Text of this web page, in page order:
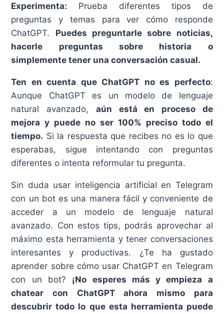
Experimenta: Prueba diferentes tipos de
preguntas y temas para ver cómo responde
ChatGPT. Puedes preguntarle sobre noticias,
hacerle preguntas sobre historia o
simplemente tener una conversación casual.
Ten en cuenta que ChatGPT no es perfecto:
Aunque ChatGPT es un modelo de lenguaje
natural avanzado, aún está en proceso de
mejora y puede no ser 100% preciso todo el
tiempo. Si la respuesta que recibes no es lo que
esperabas, sigue intentando con preguntas
diferentes o intenta reformular tu pregunta.
Sin duda usar inteligencia artificial en Telegram
con un bot es una manera fácil y conveniente de
acceder a un modelo de lenguaje natural
avanzado. Con estos tips, podrás aprovechar al
máximo esta herramienta y tener conversaciones
interesantes y productivas. ¿Te ha gustado
aprender sobre cómo usar ChatGPT en Telegram
con un bot? ¡No esperes más y empieza a
chatear con ChatGPT ahora mismo para
descubrir todo lo que esta herramienta puede